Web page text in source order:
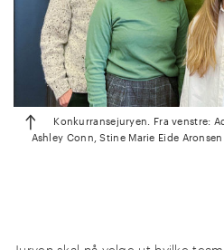
Konkurransejuryen. Fra venstre:
Ashley Conn, Stine Marie Eide